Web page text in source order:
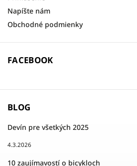
Napíšte nám
Obchodné podmienky
FACEBOOK
BLOG
Devín pre všetkých 2025
4.3.2026
10 zaujímavostí o bicykloch